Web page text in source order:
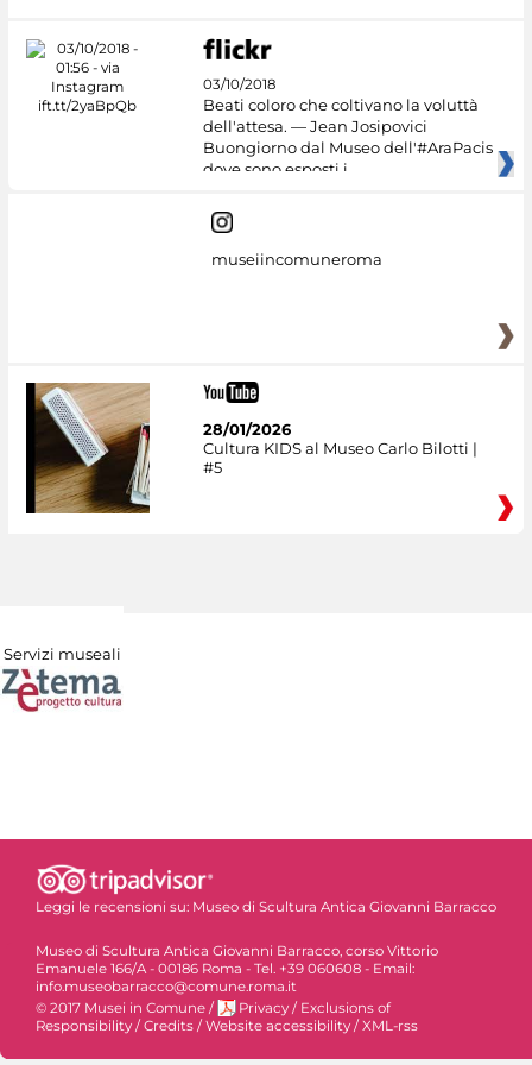
03/10/2018
Beati coloro che coltivano la voluttà
dell'attesa. — Jean Josipovici
Buongiorno dal Museo dell'#AraPacis
dove sono esposti i
museiincomuneroma
28/01/2026
Cultura KIDS al Museo Carlo Bilotti |
#5
Servizi museali
Leggi le recensioni su: Museo di Scultura Antica Giovanni Barracco
Museo di Scultura Antica Giovanni Barracco, corso Vittorio
Emanuele 166/A - 00186 Roma - Tel. +39 060608 - Email:
info.museobarracco@comune.roma.it
© 2017 Musei in Comune / Privacy / Exclusions of
Responsibility / Credits / Website accessibility / XML-rss